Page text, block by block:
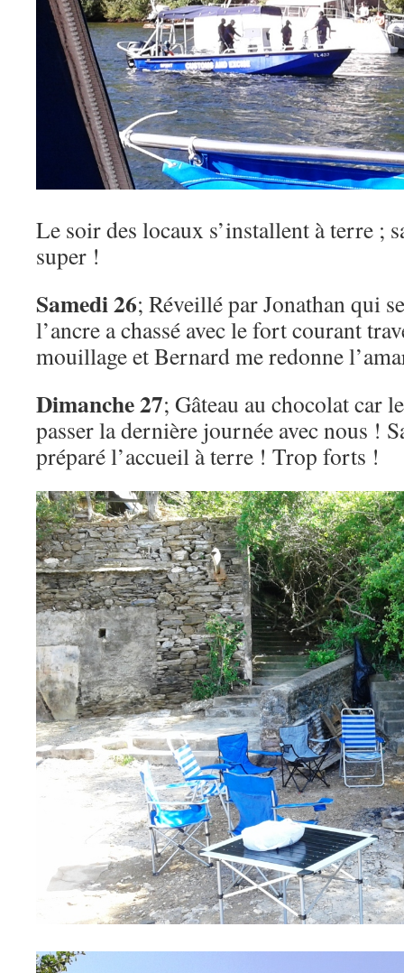
Le soir des locaux s’installent à terre ;
super !
Samedi 26; Réveillé par Jonathan qui
l’ancre a chassé avec le fort courant
mouillage et Bernard me redonne
Dimanche 27; Gâteau au chocolat car
passer la dernière journée avec nous !
préparé l’accueil à terre ! Trop forts !